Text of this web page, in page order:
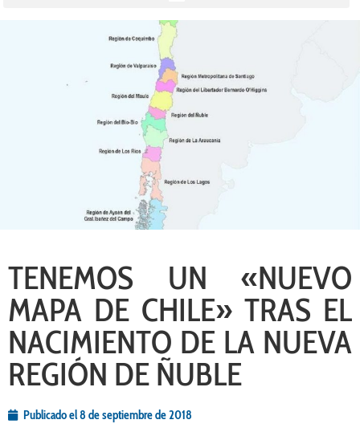
TENEMOS UN «NUEVO
MAPA DE CHILE» TRAS EL
NACIMIENTO DE LA NUEVA
REGIÓN DE ÑUBLE
Publicado el8 de septiembre de 2018